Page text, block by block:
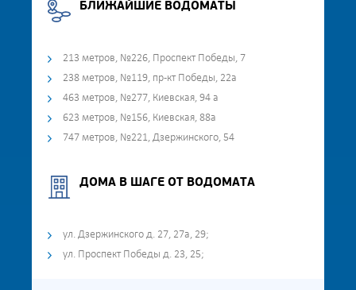
БЛИЖАЙШИЕ ВОДОМАТЫ
213 метров, №226, Проспект Победы, 7
238 метров, №119, пр-кт Победы, 22а
463 метров, №277, Киевская, 94 а
623 метров, №156, Киевская, 88а
747 метров, №221, Дзержинского, 54
ДОМА В ШАГЕ ОТ ВОДОМАТА
ул. Дзержинского д. 27, 27а, 29;
ул. Проспект Победы д. 23, 25;